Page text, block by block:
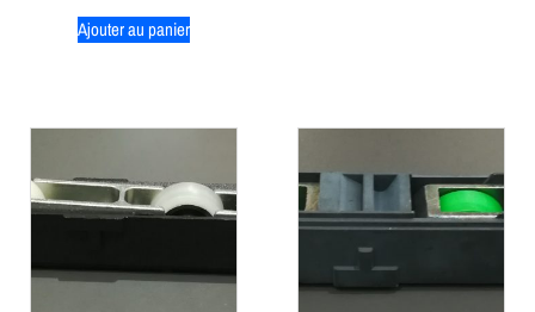
Ajouter au panier